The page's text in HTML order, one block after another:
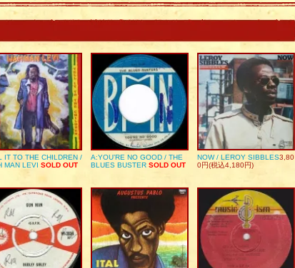
IT TO THE CHILDREN /
MAN LEVI SOLD OUT
A:YOU’RE NO GOOD / THE
BLUES BUSTER SOLD OUT
NOW / LEROY SIBBLES3,80
0円(税込4,180円)